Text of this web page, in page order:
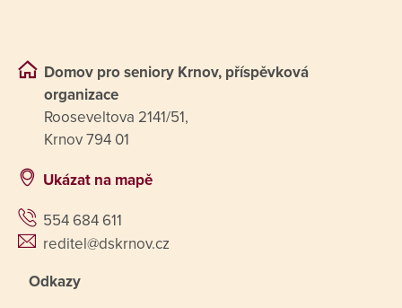
Domov pro seniory Krnov, příspěvková
organizace
Rooseveltova 2141/51,
Krnov 794 01
Ukázat na mapě
554 684 611
reditel@dskrnov.cz
Odkazy